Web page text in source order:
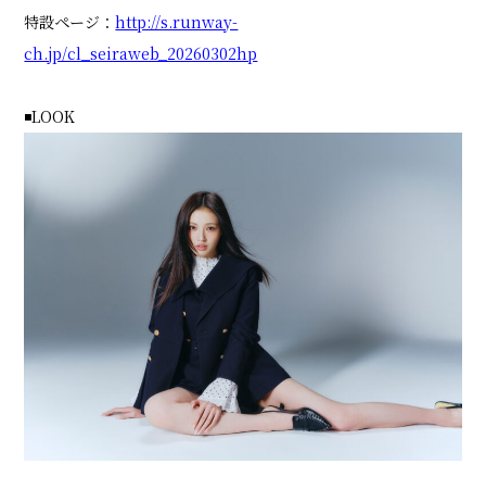
特設ページ：http://s.runway-
ch.jp/cl_seiraweb_20260302hp
◾️LOOK